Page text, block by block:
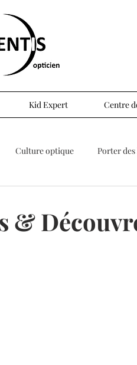
Kid Expert Centre
Culture optique Porter
&